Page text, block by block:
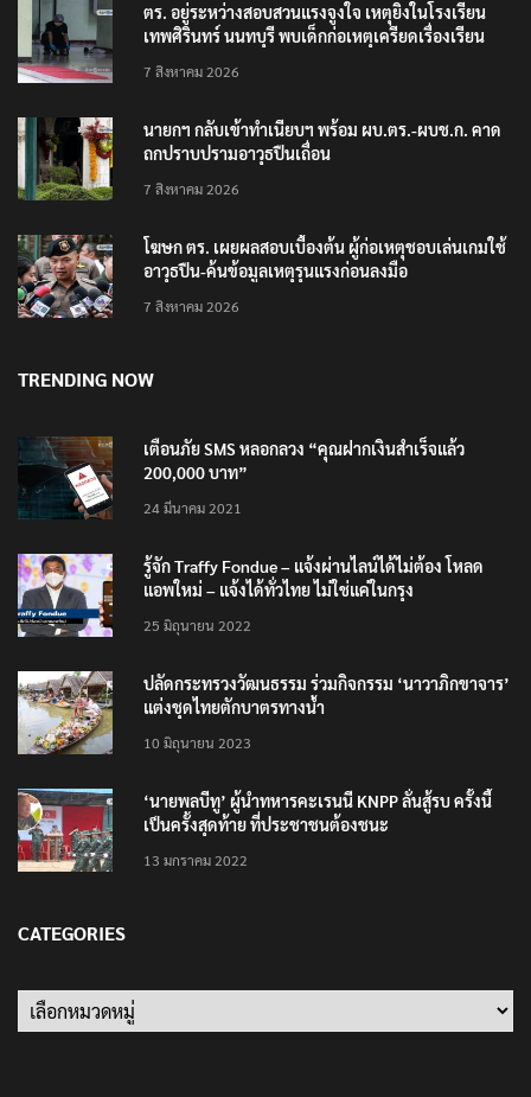
ตร. อยู่ระหว่างสอบสวนแรงจูงใจ เหตุยิงในโรงเรียน
เทพศิรินทร์ นนทบุรี พบเด็กก่อเหตุเครียดเรื่องเรียน
7 สิงหาคม 2026
นายกฯ กลับเข้าทำเนียบฯ พร้อม ผบ.ตร.-ผบช.ก. คาด
ถกปราบปรามอาวุธปืนเถื่อน
7 สิงหาคม 2026
โฆษก ตร. เผยผลสอบเบื้องต้น ผู้ก่อเหตุชอบเล่นเกมใช้
อาวุธปืน-ค้นข้อมูลเหตุรุนแรงก่อนลงมือ
7 สิงหาคม 2026
TRENDING NOW
เตือนภัย SMS หลอกลวง “คุณฝากเงินสำเร็จแล้ว
200,000 บาท”
24 มีนาคม 2021
รู้จัก Traffy Fondue – แจ้งผ่านไลน์ได้ไม่ต้อง โหลด
แอพใหม่ – แจ้งได้ทั่วไทย ไม่ใช่แค่ในกรุง
25 มิถุนายน 2022
ปลัดกระทรวงวัฒนธรรม ร่วมกิจกรรม ‘นาวาภิกขาจาร’
แต่งชุดไทยตักบาตรทางน้ำ
10 มิถุนายน 2023
‘นายพลบีทู’ ผู้นำทหารคะเรนนี KNPP ลั่นสู้รบ ครั้งนี้
เป็นครั้งสุดท้าย ที่ประชาชนต้องชนะ
13 มกราคม 2022
CATEGORIES
Categories